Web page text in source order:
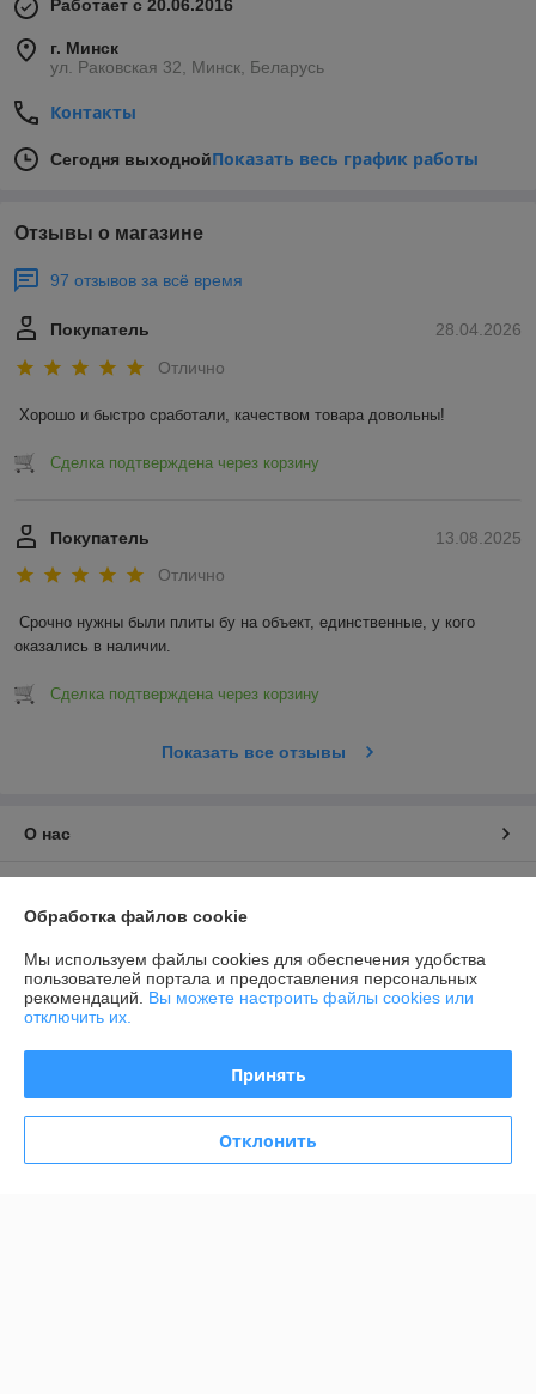
Работает с 20.06.2016
г. Минск
ул. Раковская 32, Минск, Беларусь
Контакты
Сегодня выходнойПоказать весь график работы
Отзывы о магазине
97 отзывов за всё время
28.04.2026
Покупатель
Отлично
Хорошо и быстро сработали, качеством товара довольны!
Сделка подтверждена через корзину
13.08.2025
Покупатель
Отлично
Срочно нужны были плиты бу на объект, единственные, у кого
оказались в наличии.
Сделка подтверждена через корзину
Показать все отзывы
О нас
График работы
Полная версия сайта
Политика обработки cookies
Обработка файлов cookie
Мы используем файлы cookies для обеспечения удобства
пользователей портала и предоставления персональных
рекомендаций. Вы можете настроить файлы cookies или
отключить их.
Принять
Отклонить